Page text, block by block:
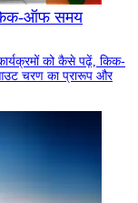
ऑफ समय
को कैसे पढ़ें, किक-
चरण का प्रारूप और